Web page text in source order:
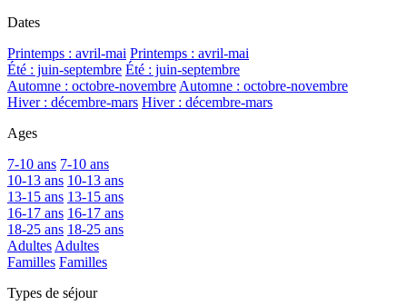
Dates
Printemps : avril-mai Printemps : avril-mai
Été : juin-septembre Été : juin-septembre
Automne : octobre-novembre Automne : octobre-novembre
Hiver : décembre-mars Hiver : décembre-mars
Ages
7-10 ans 7-10 ans
10-13 ans 10-13 ans
13-15 ans 13-15 ans
16-17 ans 16-17 ans
18-25 ans 18-25 ans
Adultes Adultes
Familles Familles
Types de séjour